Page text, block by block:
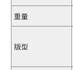
重量
版型